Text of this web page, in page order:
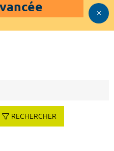
RECHERCHER